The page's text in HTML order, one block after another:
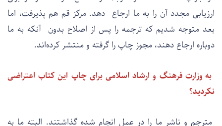
ارزیابی مجدد آن را به ما ارجاع دهد. مرکز قم هم پذیرفت، اما
بعد متوجه شدیم که ترجمه را پس از اصلاح بدون آنکه به ما
دوباره ارجاع دهند، مجوز چاپ را گرفته و منتشر کرده‌اند.
به وزارت فرهنگ و ارشاد اسلامی برای چاپ این کتاب اعتراضی
نکردید؟
مترجم و ناشر ما را در عمل انجام شده گذاشتند. البته ما به